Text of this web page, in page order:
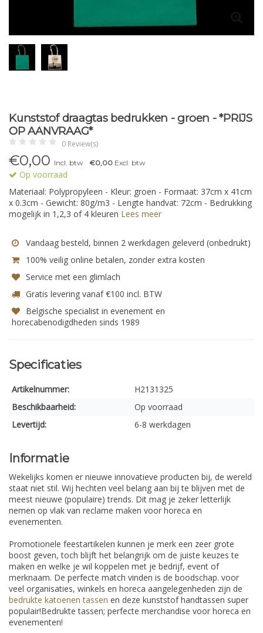
Kunststof draagtas bedrukken - groen - *PRIJS
OP AANVRAAG*
0 Review(s)
€0,00 Incl. btw €0,00 Excl. btw
Op voorraad
Materiaal: Polypropyleen - Kleur: groen - Formaat: 37cm x 41cm
x 0.3cm - Gewicht: 80g/m3 - Lengte handvat: 72cm - Bedrukking
mogelijk in 1,2,3 of 4 kleuren Lees meer
Vandaag besteld, binnen 2 werkdagen geleverd (onbedrukt)
100% veilig online betalen, zonder extra kosten
Service met een glimlach
Gratis levering vanaf €100 incl. BTW
Belgische specialist in evenement en
horecabenodigdheden sinds 1989
Specificaties
Artikelnummer:
H2131325
Beschikbaarheid:
Op voorraad
Levertijd:
6-8 werkdagen
Informatie
Wekelijks komen er nieuwe innovatieve producten bij, de wereld
staat niet stil. Wij hechten veel belang aan bij te blijven met de
meest nieuwe (populaire) trends. Dit mag je zeker letterlijk
nemen op vlak van reclame maken voor horeca en
evenementen.
Promotionele feestartikelen kunnen je merk een zeer grote
boost geven, toch blijft het belangrijk om de juiste keuzes te
maken en welke je wil koppelen met je bedrijf, event of
merknaam. De perfecte match vinden is de boodschap. voor
veel organisaties, winkels en horeca aangelegenheden zijn de
bedrukte katoenen tassen en deze kunststof handtassen super
populair!Bedrukte tassen; perfecte merchandise voor horeca en
evenementen!